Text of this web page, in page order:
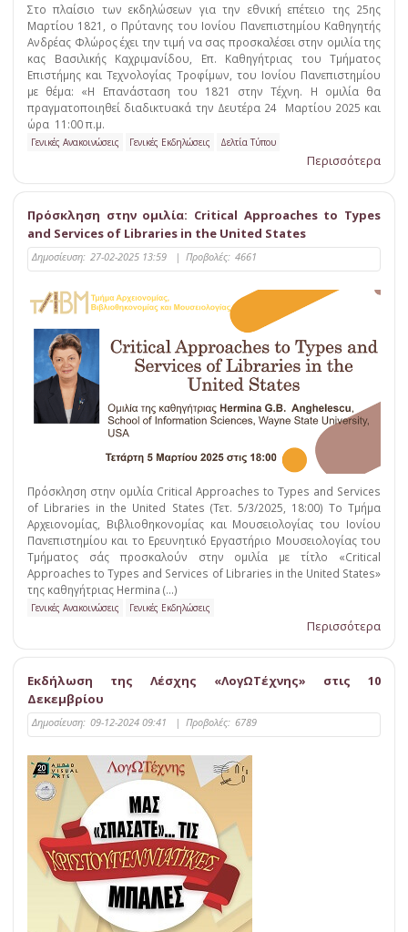
Στο πλαίσιο των εκδηλώσεων για την εθνική επέτειο της 25ης
Μαρτίου 1821, ο Πρύτανης του Ιονίου Πανεπιστημίου Καθηγητής
Ανδρέας Φλώρος έχει την τιμή να σας προσκαλέσει στην ομιλία της
κας Βασιλικής Καχριμανίδου, Επ. Καθηγήτριας του Τμήματος
Επιστήμης και Τεχνολογίας Τροφίμων, του Ιονίου Πανεπιστημίου
με θέμα: «Η Επανάσταση του 1821 στην Τέχνη. Η ομιλία θα
πραγματοποιηθεί διαδικτυακά την Δευτέρα 24 Μαρτίου 2025 και
ώρα 11:00 π.μ.
Γενικές Ανακοινώσεις Γενικές Εκδηλώσεις Δελτία Τύπου
Περισσότερα
Πρόσκληση στην ομιλία: Critical Approaches to Types
and Services of Libraries in the United States
Δημοσίευση: 27-02-2025 13:59 | Προβολές: 4661
Πρόσκληση στην ομιλία Critical Approaches to Types and Services
of Libraries in the United States (Τετ. 5/3/2025, 18:00) To Τμήμα
Αρχειονομίας, Βιβλιοθηκονομίας και Μουσειολογίας του Ιονίου
Πανεπιστημίου και το Ερευνητικό Εργαστήριο Μουσειολογίας του
Τμήματος σάς προσκαλούν στην ομιλία με τίτλο «Critical
Approaches to Types and Services of Libraries in the United States»
της καθηγήτριας Hermina (...)
Γενικές Ανακοινώσεις Γενικές Εκδηλώσεις
Περισσότερα
Εκδήλωση της Λέσχης «ΛογΩΤέχνης» στις 10
Δεκεμβρίου
Δημοσίευση: 09-12-2024 09:41 | Προβολές: 6789